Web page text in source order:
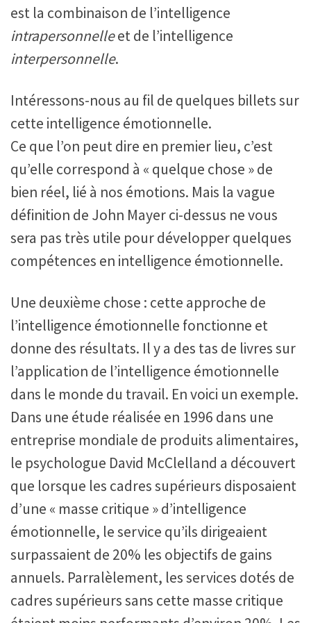
est la combinaison de l’intelligence
intrapersonnelleet de l’intelligence
interpersonnelle.
Intéressons-nous au fil de quelques billets sur
cette intelligence émotionnelle.
Ce que l’on peut dire en premier lieu, c’est
qu’elle correspond à « quelque chose » de
bien réel, lié à nos émotions. Mais la vague
définition de John Mayer ci-dessus ne vous
sera pas très utile pour développer quelques
compétences en intelligence émotionnelle.
Une deuxième chose : cette approche de
l’intelligence émotionnelle fonctionne et
donne des résultats. Il y a des tas de livres sur
l’application de l’intelligence émotionnelle
dans le monde du travail. En voici un exemple.
Dans une étude réalisée en 1996 dans une
entreprise mondiale de produits alimentaires,
le psychologue David McClelland a découvert
que lorsque les cadres supérieurs disposaient
d’une « masse critique » d’intelligence
émotionnelle, le service qu’ils dirigeaient
surpassaient de 20% les objectifs de gains
annuels. Parralèlement, les services dotés de
cadres supérieurs sans cette masse critique